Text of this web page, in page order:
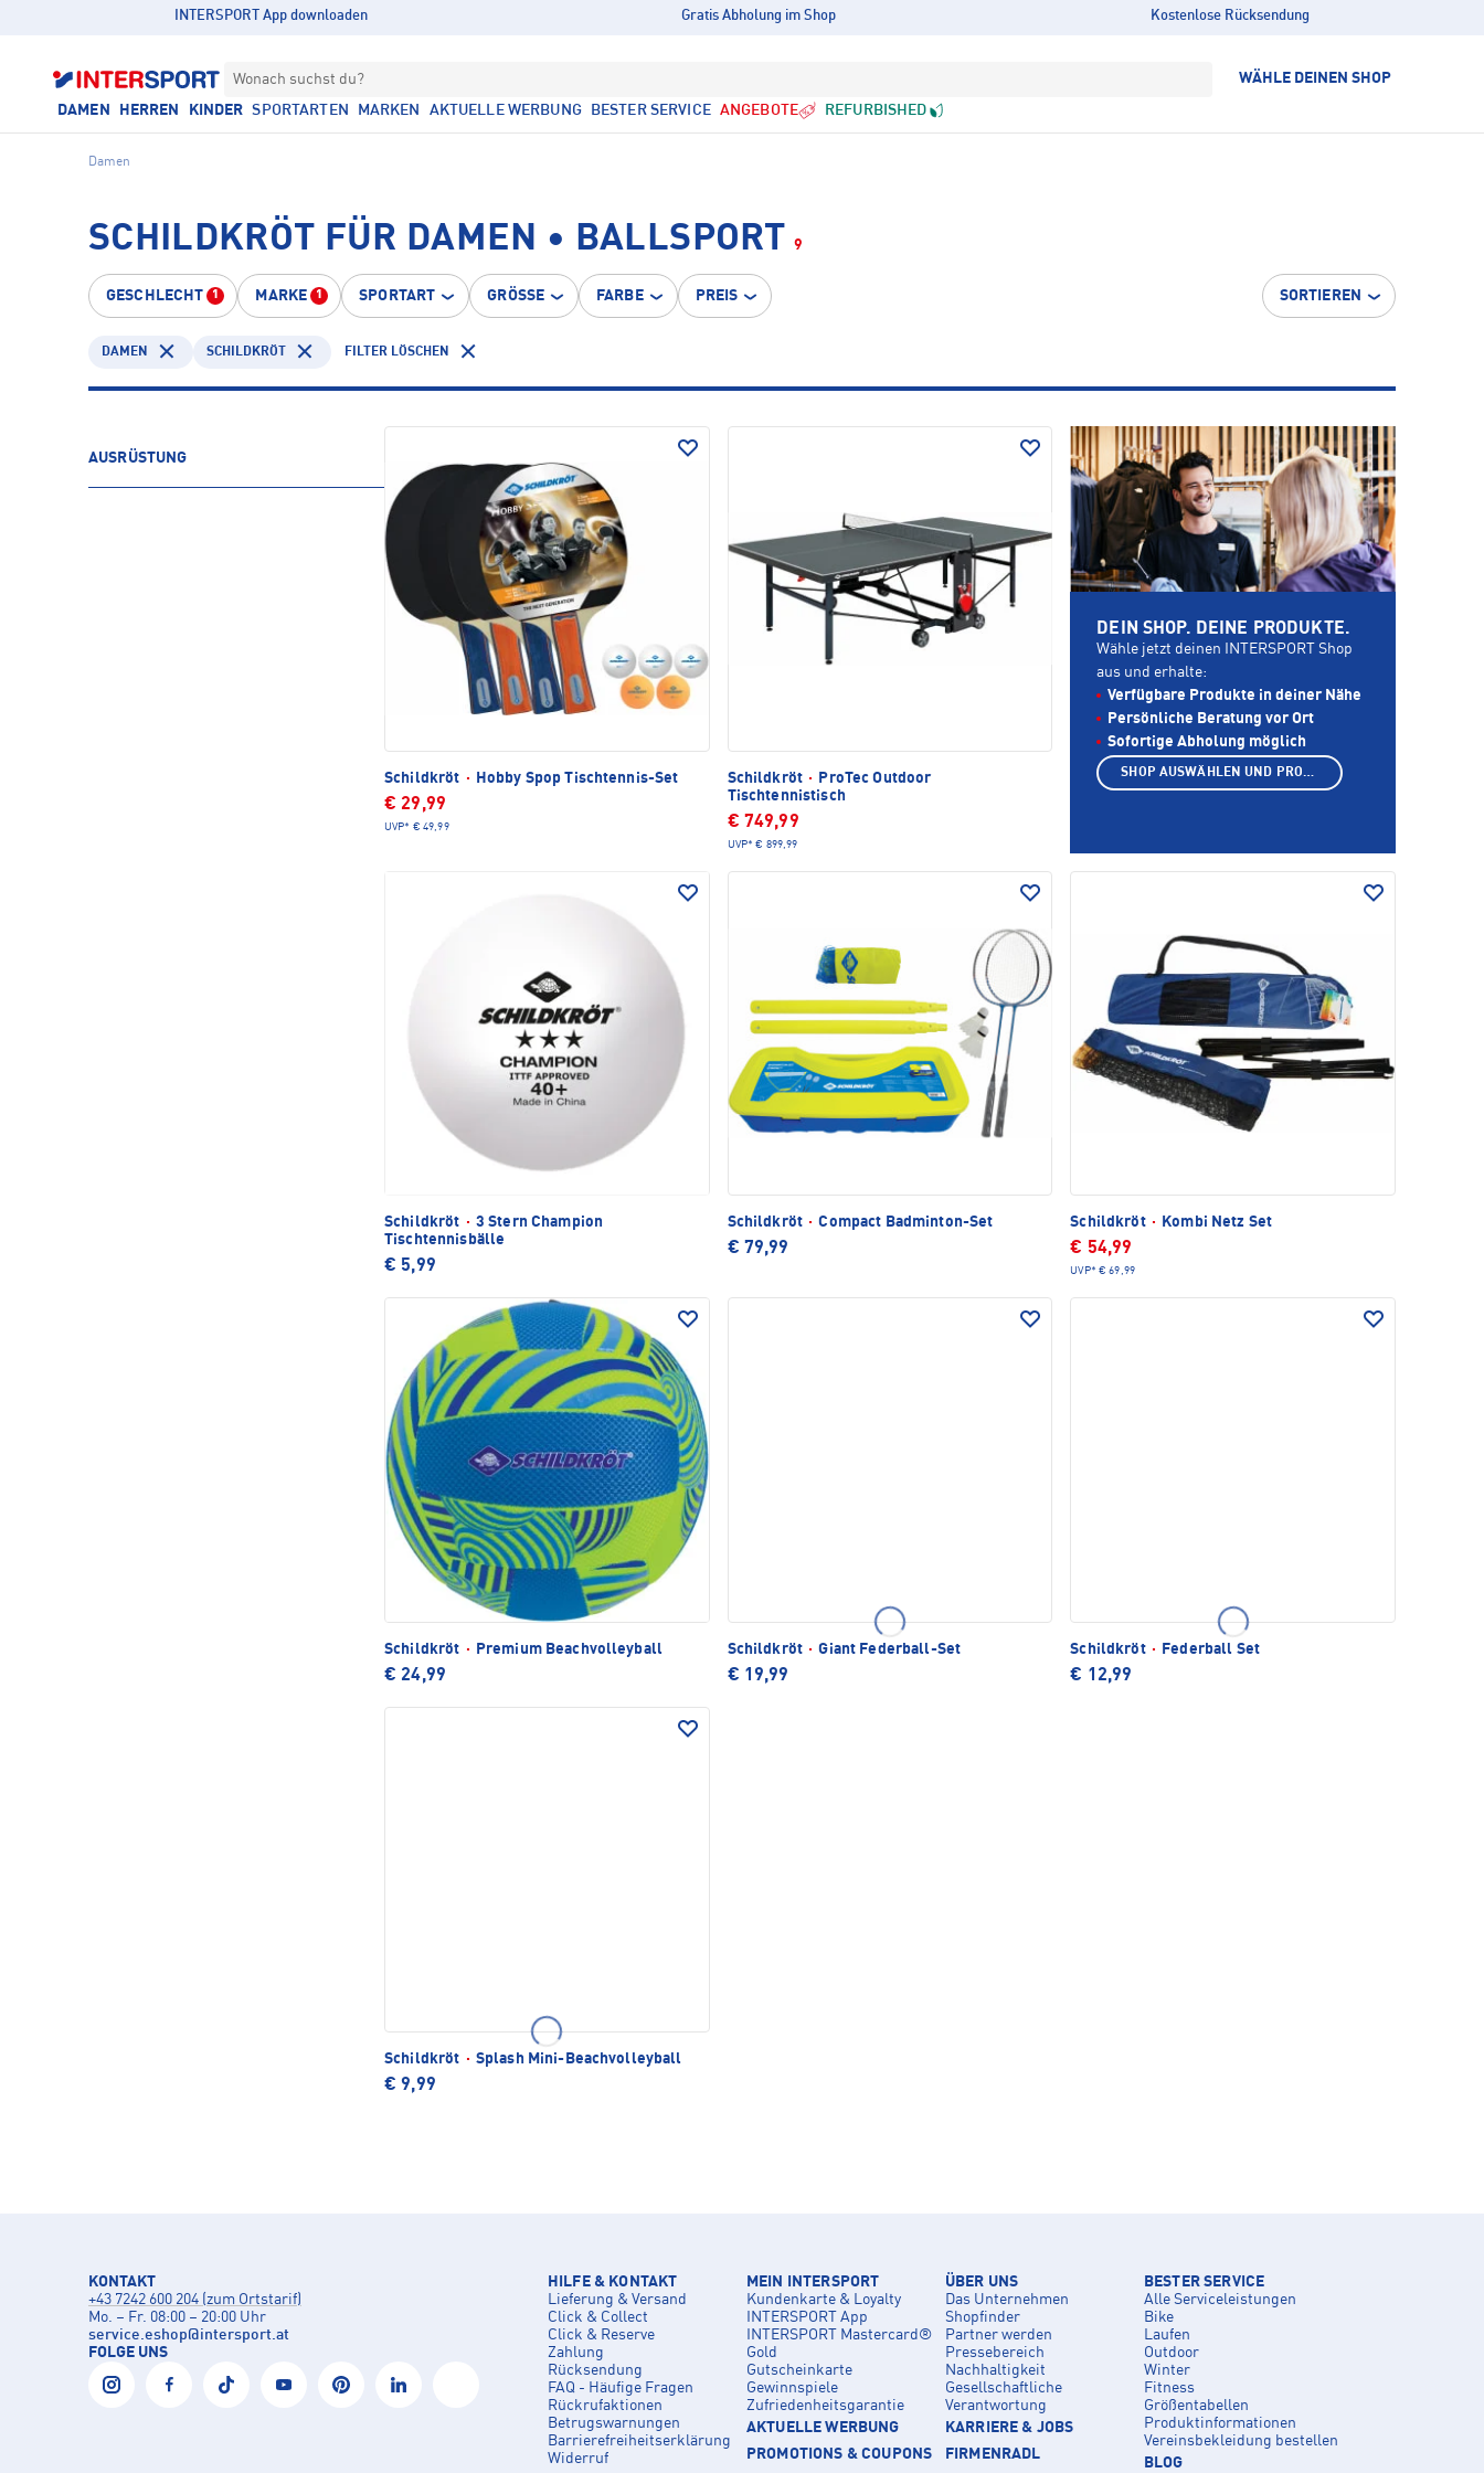
INTERSPORT App downloaden Gratis Abholung im Shop Kostenlose Rücksendung
Wonach suchst du? WÄHLE DEINEN SHOP
DAMEN HERREN KINDER SPORTARTEN MARKEN AKTUELLE WERBUNG BESTER SERVICE ANGEBOTE REFURBISHED
Damen
SCHILDKRÖT FÜR DAMEN • BALLSPORT 9
GESCHLECHT 1 MARKE 1 SPORTART GRÖSSE FARBE PREIS SORTIEREN
DAMEN SCHILDKRÖT FILTER LÖSCHEN
AUSRÜSTUNG
Schildkröt · Hobby Spop Tischtennis-Set
€ 29,99
UVP* € 49,99
Schildkröt ·
ProTec Outdoor
Tischtennistisch
€ 749,99
UVP* € 899,99
Schildkröt · 3 Stern Champion
Tischtennisbälle
€ 5,99
Schildkröt · Compact Badminton-Set
€ 79,99
Schildkröt · Kombi Netz Set
€ 54,99
UVP* € 69,99
Schildkröt · Premium Beachvolleyball
€ 24,99
Schildkröt · Giant Federball-Set
€ 19,99
Schildkröt · Federball Set
€ 12,99
Schildkröt · Splash Mini-Beachvolleyball
€ 9,99
DEIN SHOP. DEINE PRODUKTE.
Wähle jetzt deinen INTERSPORT Shop
aus und erhalte:
Verfügbare Produkte in deiner Nähe
Persönliche Beratung vor Ort
Sofortige Abholung möglich
SHOP AUSWÄHLEN UND PRODUKTE ANZEIGEN
KONTAKT
+43 7242 600 204 (zum Ortstarif)
Mo. – Fr. 08:00 – 20:00 Uhr
service.eshop@intersport.at
FOLGE UNS
HILFE & KONTAKT
Lieferung & Versand
Click & Collect
Click & Reserve
Zahlung
Rücksendung
FAQ - Häufige Fragen
Rückrufaktionen
Betrugswarnungen
Barrierefreiheitserklärung
Widerruf
MEIN INTERSPORT
Kundenkarte & Loyalty
INTERSPORT App
INTERSPORT Mastercard®
Gold
Gutscheinkarte
Gewinnspiele
Zufriedenheitsgarantie
AKTUELLE WERBUNG
PROMOTIONS & COUPONS
ÜBER UNS
Das Unternehmen
Shopfinder
Partner werden
Pressebereich
Nachhaltigkeit
Gesellschaftliche
Verantwortung
KARRIERE & JOBS
FIRMENRADL
BESTER SERVICE
Alle Serviceleistungen
Bike
Laufen
Outdoor
Winter
Fitness
Größentabellen
Produktinformationen
Vereinsbekleidung bestellen
BLOG